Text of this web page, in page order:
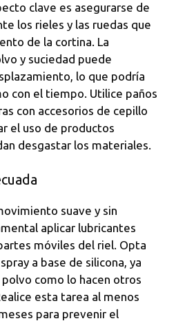
clave es asegurarse de
los rieles y las ruedas que
de la cortina. La
y suciedad puede
lo que podría
con el tiempo. Utilice paños
con accesorios de cepillo
el uso de productos
desgastar los materiales.
suave y sin
aplicar lubricantes
móviles del riel. Opta
a base de silicona, ya
como lo hacen otros
esta tarea al menos
para prevenir el